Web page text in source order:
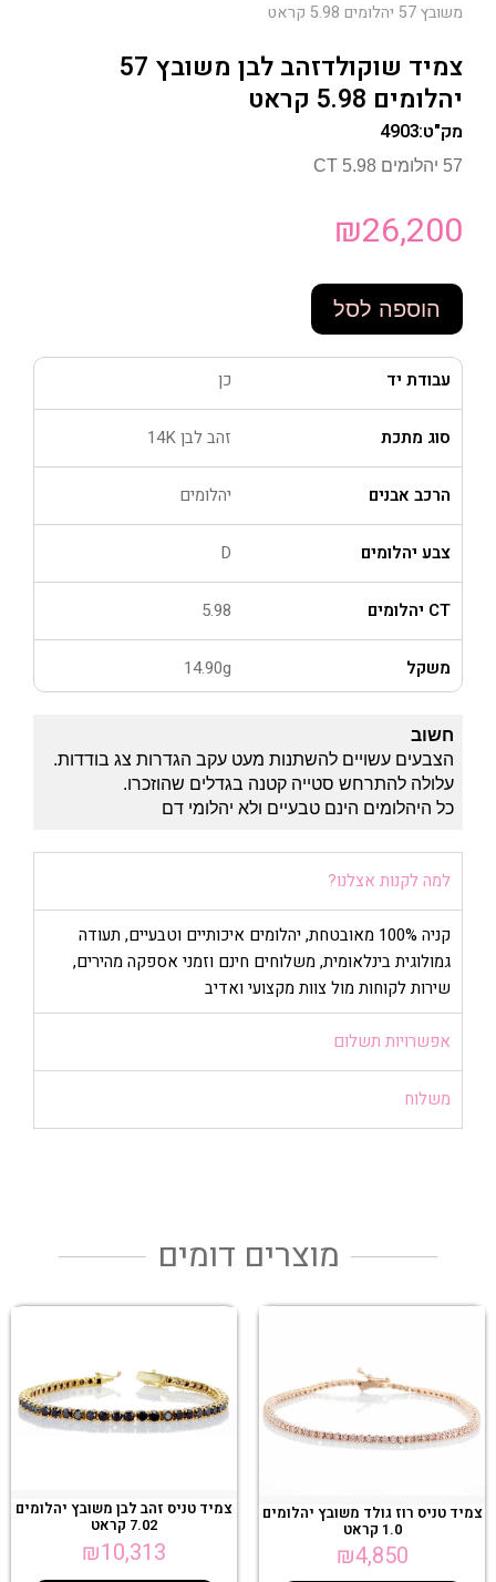
משובץ 57 יהלומים 5.98 קראט
צמיד שוקולדזהב לבן משובץ 57
יהלומים 5.98 קראט
מק"ט:4903
57 יהלומים 5.98 CT
₪26,200
הוספה לסל
עבודת יד כן
סוג מתכת זהב לבן 14K
הרכב אבנים יהלומים
צבע יהלומים D
CT יהלומים 5.98
משקל 14.90g
חשוב
הצבעים עשויים להשתנות מעט עקב הגדרות צג בודדות.
עלולה להתרחש סטייה קטנה בגדלים שהוזכרו.
כל היהלומים הינם טבעיים ולא יהלומי דם
למה לקנות אצלנו?
קניה 100% מאובטחת, יהלומים איכותיים וטבעיים, תעודה
גמולוגית בינלאומית, משלוחים חינם וזמני אספקה מהירים,
שירות לקוחות מול צוות מקצועי ואדיב
אפשרויות תשלום
משלוח
מוצרים דומים
צמיד טניס רוז גולד משובץ יהלומים
1.0 קראט
₪4,850
צמיד טניס זהב לבן משובץ יהלומים
7.02 קראט
₪10,313